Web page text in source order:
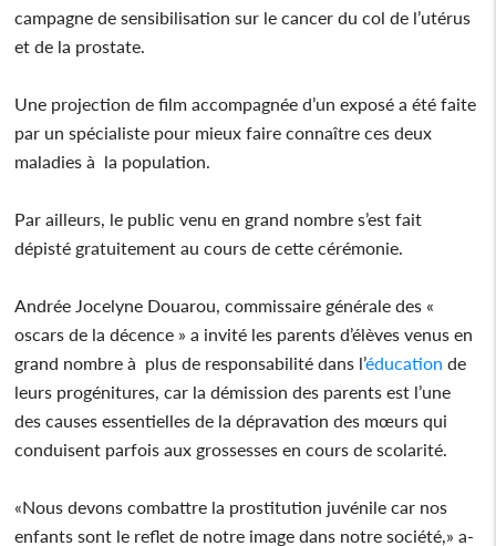
campagne de sensibilisation sur le cancer du col de l’utérus
et de la prostate.
Une projection de film accompagnée d’un exposé a été faite
par un spécialiste pour mieux faire connaître ces deux
maladies à la population.
Par ailleurs, le public venu en grand nombre s’est fait
dépisté gratuitement au cours de cette cérémonie.
Andrée Jocelyne Douarou, commissaire générale des «
oscars de la décence » a invité les parents d’élèves venus en
grand nombre à plus de responsabilité dans l’éducation de
leurs progénitures, car la démission des parents est l’une
des causes essentielles de la dépravation des mœurs qui
conduisent parfois aux grossesses en cours de scolarité.
«Nous devons combattre la prostitution juvénile car nos
enfants sont le reflet de notre image dans notre société,» a-